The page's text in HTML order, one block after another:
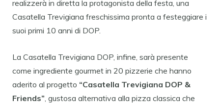
realizzerà in diretta la protagonista della festa, una
Casatella Trevigiana freschissima pronta a festeggiare i
suoi primi 10 anni di DOP.
La Casatella Trevigiana DOP, infine, sarà presente
come ingrediente gourmet in 20 pizzerie che hanno
aderito al progetto “Casatella Trevigiana DOP &
Friends”, gustosa alternativa alla pizza classica che